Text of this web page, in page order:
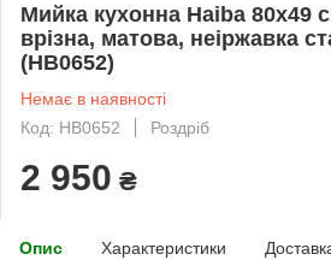
Мийка кухонна Haiba 80x49
врізна, матова, неіржавка
(HB0652)
Немає в наявності
Код: HB0652
Роздріб
2 950 ₴
Опис Характеристики